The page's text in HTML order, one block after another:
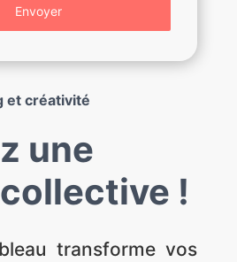
Envoyer
et créativité
une
!
transforme vos